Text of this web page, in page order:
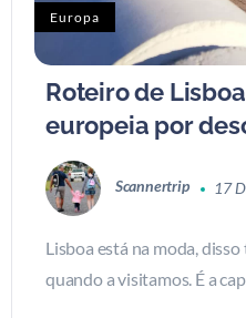
Europa
Roteiro de
europeia por
Scannertrip 17
Lisboa está na moda,
quando a visitamos. É a